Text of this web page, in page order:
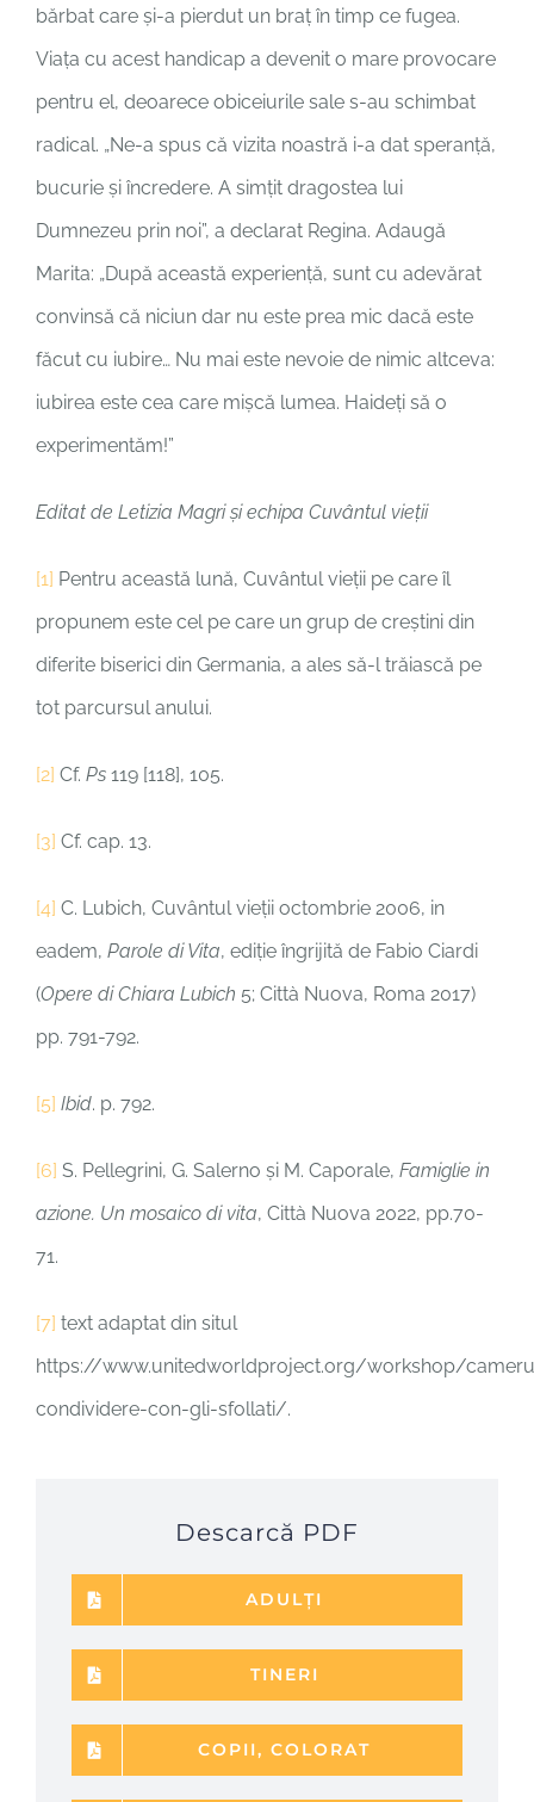
bărbat care și-a pierdut un braț în timp ce fugea.
Viața cu acest handicap a devenit o mare provocare
pentru el, deoarece obiceiurile sale s-au schimbat
radical. „Ne-a spus că vizita noastră i-a dat speranță,
bucurie și încredere. A simțit dragostea lui
Dumnezeu prin noi”, a declarat Regina. Adaugă
Marita: „După această experiență, sunt cu adevărat
convinsă că niciun dar nu este prea mic dacă este
făcut cu iubire… Nu mai este nevoie de nimic altceva:
iubirea este cea care mișcă lumea. Haideți să o
experimentăm!”
Editat de Letizia Magri și echipa Cuvântul vieții
[1] Pentru această lună, Cuvântul vieții pe care îl
propunem este cel pe care un grup de creștini din
diferite biserici din Germania, a ales să-l trăiască pe
tot parcursul anului.
[2] Cf. Ps119 [118], 105.
[3] Cf. cap. 13.
[4] C. Lubich, Cuvântul vieții octombrie 2006, in
eadem, Parole di Vita, ediție îngrijită de Fabio Ciardi
(Opere di Chiara Lubich 5; Città Nuova, Roma 2017)
pp. 791-792.
[5] Ibid. p. 792.
[6] S. Pellegrini, G. Salerno și M. Caporale, Famiglie in
azione. Un mosaico di vita, Città Nuova 2022, pp.70-
71.
[7] text adaptat din situl
https://www.unitedworldproject.org/workshop/
condividere-con-gli-sfollati/.
Descarcă PDF
ADULȚI
TINERI
COPII, COLORAT